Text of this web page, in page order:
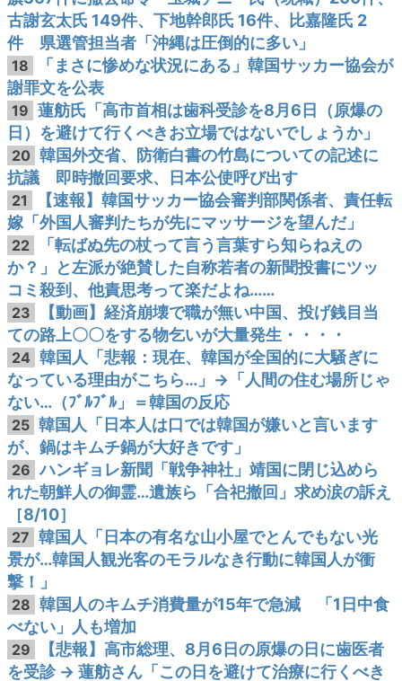
古謝玄太氏 149件、下地幹郎氏 16件、比嘉隆氏 2
件 県選管担当者「沖縄は圧倒的に多い」
18
「まさに惨めな状況にある」韓国サッカー協会が
謝罪文を公表
19 蓮舫氏「高市首相は歯科受診を8月6日（原爆の
日）を避けて行くべきお立場ではないでしょうか」
20 韓国外交省、防衛白書の竹島についての記述に
抗議 即時撤回要求、日本公使呼び出す
21
【速報】韓国サッカー協会審判部関係者、責任転
嫁「外国人審判たちが先にマッサージを望んだ」
22
「転ばぬ先の杖って言う言葉すら知らねえの
か？」と左派が絶賛した自称若者の新聞投書にツッ
コミ殺到、他責思考って楽だよね……
23
【動画】経済崩壊で職が無い中国、投げ銭目当
ての路上〇〇をする物乞いが大量発生・・・・
24 韓国人「悲報：現在、韓国が全国的に大騒ぎに
なっている理由がこちら…」→「人間の住む場所じゃ
ない…（ﾌﾞﾙﾌﾞﾙ」＝韓国の反応
25 韓国人「日本人は口では韓国が嫌いと言います
が、鍋はキムチ鍋が大好きです」
26 ハンギョレ新聞「戦争神社」靖国に閉じ込めら
れた朝鮮人の御霊…遺族ら「合祀撤回」求め涙の訴え
［8/10］
27 韓国人「日本の有名な山小屋でとんでもない光
景が…韓国人観光客のモラルなき行動に韓国人が衝
撃！」
28 韓国人のキムチ消費量が15年で急減 「1日中食
べない」人も増加
29
【悲報】高市総理、8月6日の原爆の日に歯医者
を受診 → 蓮舫さん「この日を避けて治療に行くべき